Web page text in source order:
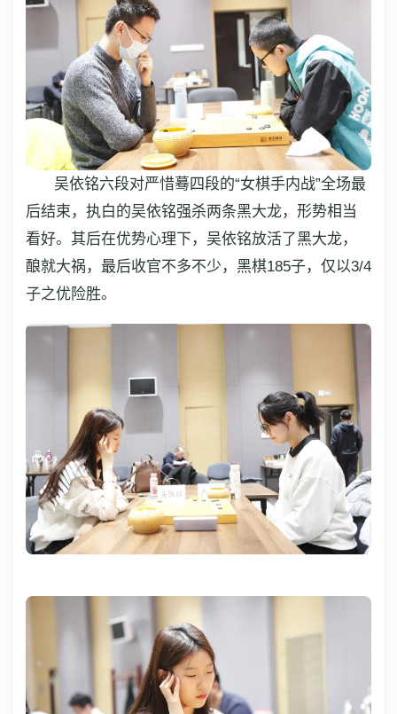
吴依铭六段对严惜蓦四段的“女棋手内战”全场最
后结束，执白的吴依铭强杀两条黑大龙，形势相当
看好。其后在优势心理下，吴依铭放活了黑大龙，
酿就大祸，最后收官不多不少，黑棋185子，仅以3/4
子之优险胜。